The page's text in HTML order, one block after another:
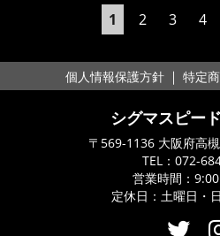
1 2 3 4
個人情報保護方針 ｜ 特定
シグマスピー
〒569-1136 大阪府高
TEL： 072-
営業時間：
定休日：土曜日・